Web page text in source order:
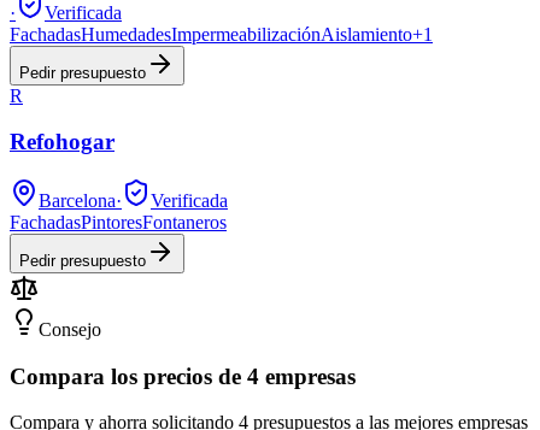
·
Verificada
FachadasHumedadesImpermeabilizaciónAislamiento+1
Pedir presupuesto
R
Refohogar
Barcelona·
Verificada
FachadasPintoresFontaneros
Pedir presupuesto
Consejo
Compara los precios de 4 empresas
Compara y ahorra solicitando 4 presupuestos a las mejores empresas